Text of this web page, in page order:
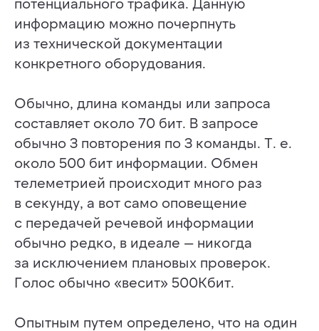
информацию можно почерпнуть
из технической документации
конкретного оборудования.
Обычно, длина команды или запроса
составляет около 70 бит. В запросе
обычно 3 повторения по 3 команды. Т. е.
около 500 бит информации. Обмен
телеметрией происходит много раз
в секунду, а вот само оповещение
с передачей речевой информации
обычно редко, в идеале — никогда
за исключением плановых проверок.
Голос обычно «весит» 500Кбит.
Опытным путем определено, что на один
Разработано Noweekend.studio
© 2014-2025 Infostrata
Статьи
Авторы
О сервисе
+7 (812) 909-72-00
ooo@infostrata.ru
192029, Санкт-Петербург,
ул. Бабушкина, д. 3, литера А,
офис 422
РАЗДЕЛЫ
КОНТАКТЫ